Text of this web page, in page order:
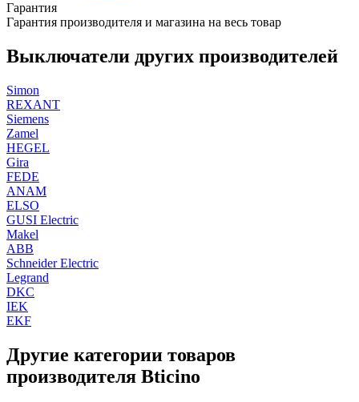
Гарантия
Гарантия производителя и магазина на весь товар
Выключатели других производителей
Simon
REXANT
Siemens
Zamel
HEGEL
Gira
FEDE
ANAM
ELSO
GUSI Electric
Makel
ABB
Schneider Electric
Legrand
DKC
IEK
EKF
Другие категории товаров
производителя Bticino